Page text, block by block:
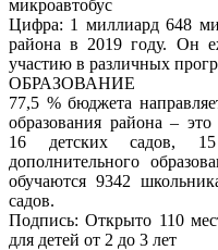
микроавтобус
Цифра: 1 миллиард 648
района в 2019 году. Он
участию в различных
ОБРАЗОВАНИЕ
77,5 % бюджета
образования района – это
16 детских садов,
дополнительного
обучаются 9342
садов.
Подпись: Открыто 110
для детей от 2 до 3 лет